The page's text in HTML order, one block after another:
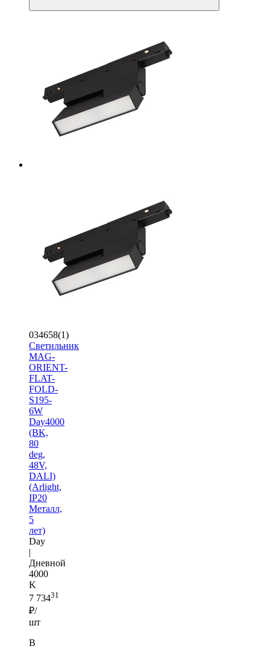
034658(1)
Светильник
MAG-
ORIENT-
FLAT-
FOLD-
S195-
6W
Day4000
(BK,
80
deg,
48V,
DALI)
(Arlight,
IP20
Металл,
5
лет)
Day
|
Дневной
4000
K
7 73431
₽/
шт
В